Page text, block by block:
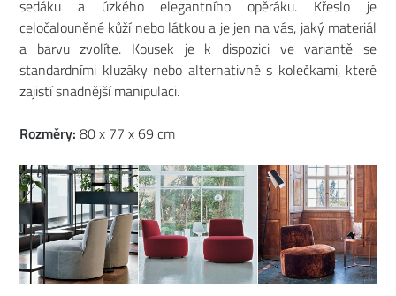
sedáku a úzkého elegantního opěráku. Křeslo je
celočalouněné kůží nebo látkou a je jen na vás, jaký materiál
a barvu zvolíte. Kousek je k dispozici ve variantě se
standardními kluzáky nebo alternativně s kolečkami, které
zajistí snadnější manipulaci.
Rozměry: 80 x 77 x 69 cm